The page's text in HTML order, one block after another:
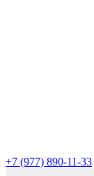
+7 (977) 890-11-33